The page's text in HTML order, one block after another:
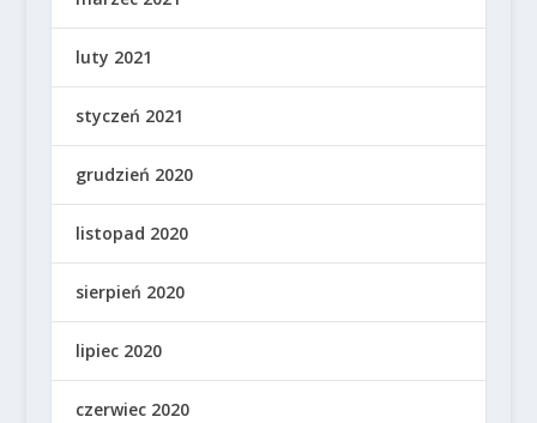
luty 2021
styczeń 2021
grudzień 2020
listopad 2020
sierpień 2020
lipiec 2020
czerwiec 2020